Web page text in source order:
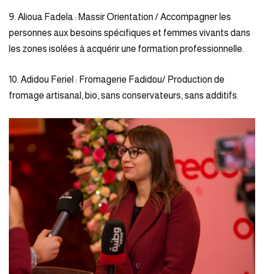
9. Alioua Fadela : Massir Orientation / Accompagner les
personnes aux besoins spécifiques et femmes vivants dans
les zones isolées à acquérir une formation professionnelle.
10. Adidou Feriel : Fromagerie Fadidou/ Production de
fromage artisanal, bio, sans conservateurs, sans additifs.